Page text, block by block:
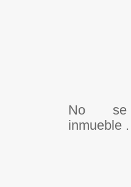
No se
inmueble .